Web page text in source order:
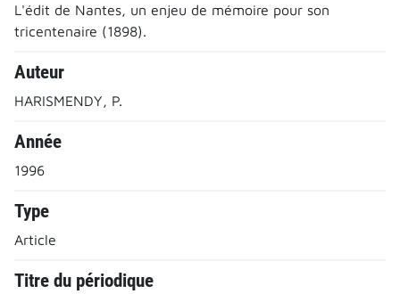
L'édit de Nantes, un enjeu de mémoire pour son
tricentenaire (1898).
Auteur
HARISMENDY, P.
Année
1996
Type
Article
Titre du périodique